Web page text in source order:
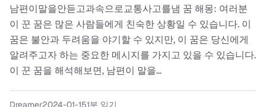
남편이말을안듣고과속으로교통사고를냄 꿈 해몽: 여러분
이 꾼 꿈은 많은 사람들에게 친숙한 상황일 수 있습니다. 이
꿈은 불안과 두려움을 야기할 수 있지만, 이 꿈은 당신에게
알려주고자 하는 중요한 메시지를 가지고 있을 수 있습니다.
이 꾼 꿈을 해석해보면, 남편이 말을...
Dreamer2024-01-151분 읽기